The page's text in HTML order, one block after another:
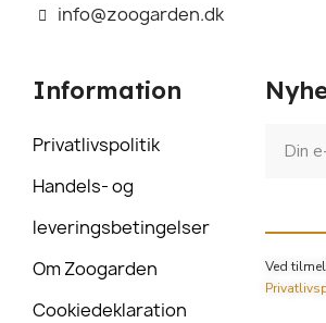
info@zoogarden.dk
Information
Privatlivspolitik
Handels- og
leveringsbetingelser
Om Zoogarden
Cookiedeklaration
Ved